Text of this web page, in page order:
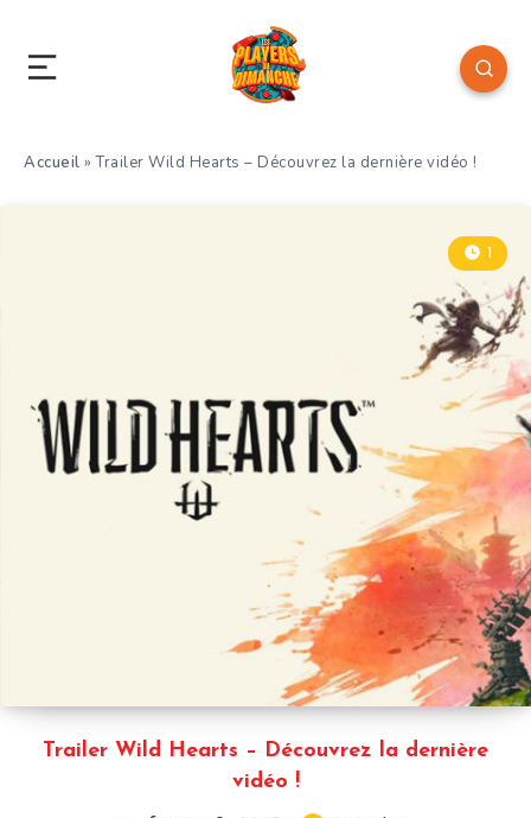
Accueil »Trailer Wild Hearts – Découvrez la dernière vidéo !
Trailer Wild Hearts – Découvrez la dernière
vidéo !
1